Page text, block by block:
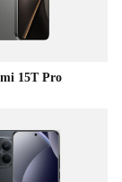
15T Pro